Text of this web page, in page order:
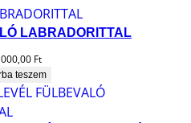
LABRADORITTAL
Ft
teszem